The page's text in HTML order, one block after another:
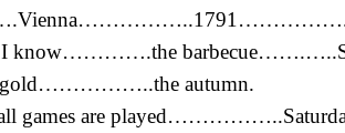
I know………….the
gold……………..the autumn.
games are